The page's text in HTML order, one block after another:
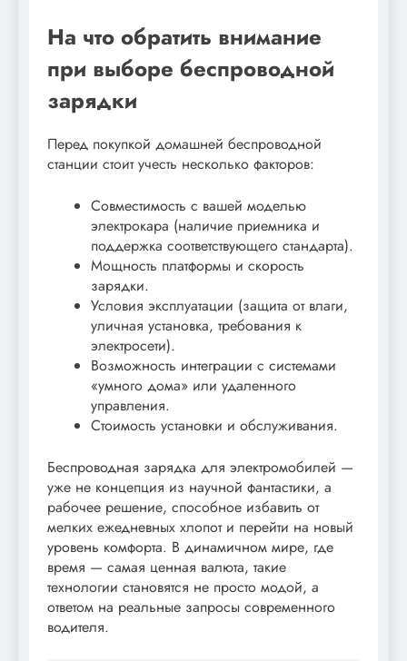
На что обратить внимание
при выборе беспроводной
зарядки
Перед покупкой домашней беспроводной
станции стоит учесть несколько факторов:
Совместимость с вашей моделью
электрокара (наличие приемника и
поддержка соответствующего стандарта).
Мощность платформы и скорость
зарядки.
Условия эксплуатации (защита от влаги,
уличная установка, требования к
электросети).
Возможность интеграции с системами
«умного дома» или удаленного
управления.
Стоимость установки и обслуживания.
Беспроводная зарядка для электромобилей —
уже не концепция из научной фантастики, а
рабочее решение, способное избавить от
мелких ежедневных хлопот и перейти на новый
уровень комфорта. В динамичном мире, где
время — самая ценная валюта, такие
технологии становятся не просто модой, а
ответом на реальные запросы современного
водителя.